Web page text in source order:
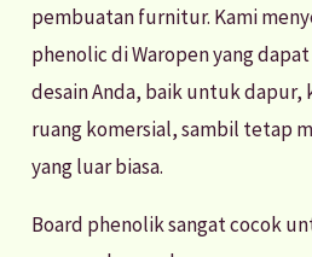
pembuatan furnitur. Kami
phenolic di Waropen yang
desain Anda, baik untuk dapur,
ruang komersial, sambil tetap
yang luar biasa.
Board phenolik sangat cocok